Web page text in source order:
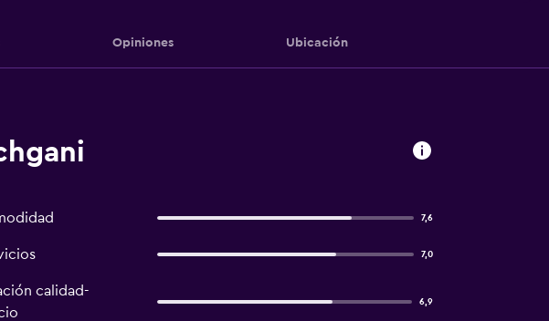
Opiniones Ubicación
7,6
7,0
calidad-
6,9